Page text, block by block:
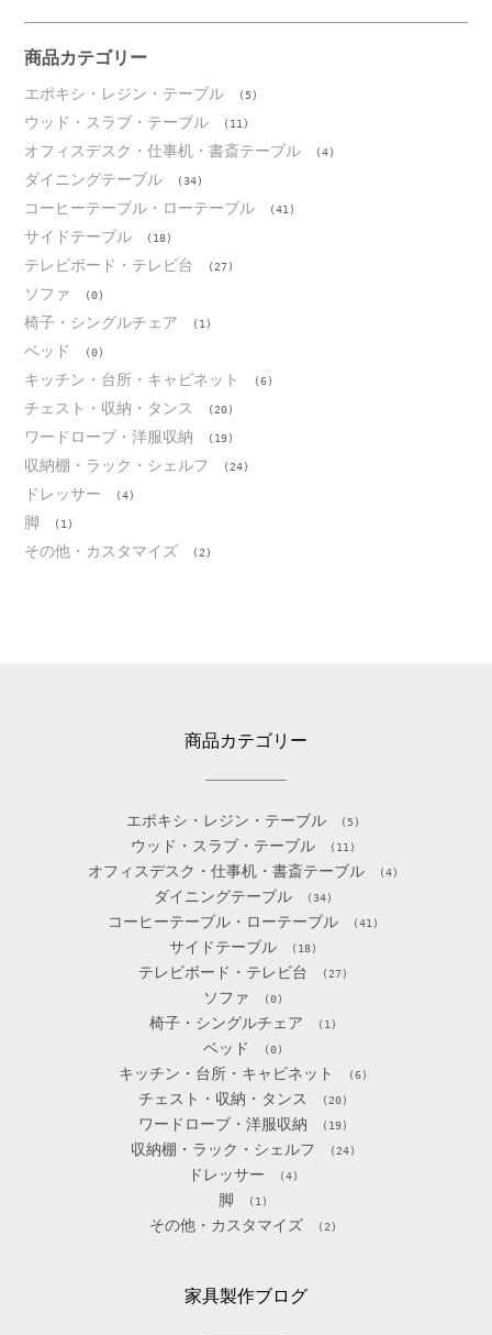
ブ
商品カテゴリー
エポキシ・レジン・テーブル (5)
ウッド・スラブ・テーブル (11)
オフィスデスク・仕事机・書斎テーブル (4)
ダイニングテーブル (34)
コーヒーテーブル・ローテーブル (41)
サイドテーブル (18)
テレビボード・テレビ台 (27)
ソファ (0)
椅子・シングルチェア (1)
ベッド (0)
キッチン・台所・キャビネット (6)
チェスト・収納・タンス (20)
ワードローブ・洋服収納 (19)
収納棚・ラック・シェルフ (24)
ドレッサー (4)
脚 (1)
その他・カスタマイズ (2)
商品カテゴリー
エポキシ・レジン・テーブル (5)
ウッド・スラブ・テーブル (11)
オフィスデスク・仕事机・書斎テーブル (4)
ダイニングテーブル (34)
コーヒーテーブル・ローテーブル (41)
サイドテーブル (18)
テレビボード・テレビ台 (27)
ソファ (0)
椅子・シングルチェア (1)
ベッド (0)
キッチン・台所・キャビネット (6)
チェスト・収納・タンス (20)
ワードローブ・洋服収納 (19)
収納棚・ラック・シェルフ (24)
ドレッサー (4)
脚 (1)
その他・カスタマイズ (2)
家具製作ブログ